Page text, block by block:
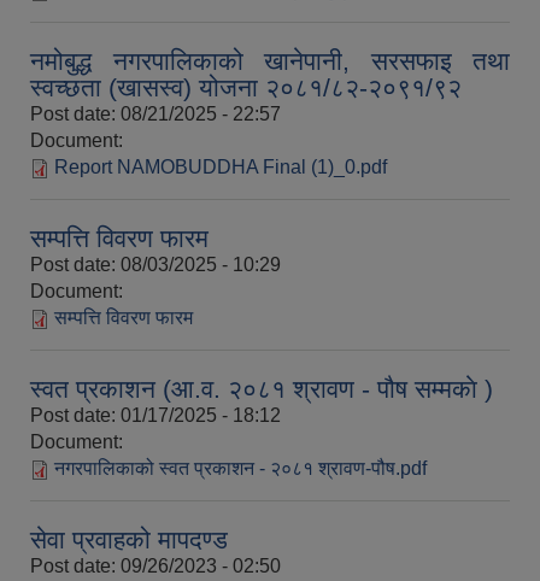
नमोबुद्ध नगरपालिकाको खानेपानी, सरसफाइ तथा
स्वच्छता (खासस्व) योजना २०८१/८२-२०९१/९२
Post date: 08/21/2025 - 22:57
Document:
Report NAMOBUDDHA Final (1)_0.pdf
सम्पत्ति विवरण फारम
Post date: 08/03/2025 - 10:29
Document:
सम्पत्ति विवरण फारम
स्वत प्रकाशन (आ.व. २०८१ श्रावण - पौष सम्मकाे )
Post date: 01/17/2025 - 18:12
Document:
नगरपालिकाको स्वत प्रकाशन - २०८१ श्रावण-पौष.pdf
सेवा प्रवाहको मापदण्ड
Post date: 09/26/2023 - 02:50